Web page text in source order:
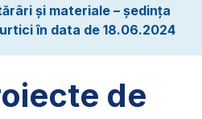
și materiale – ședința
în data de 18.06.2024
de